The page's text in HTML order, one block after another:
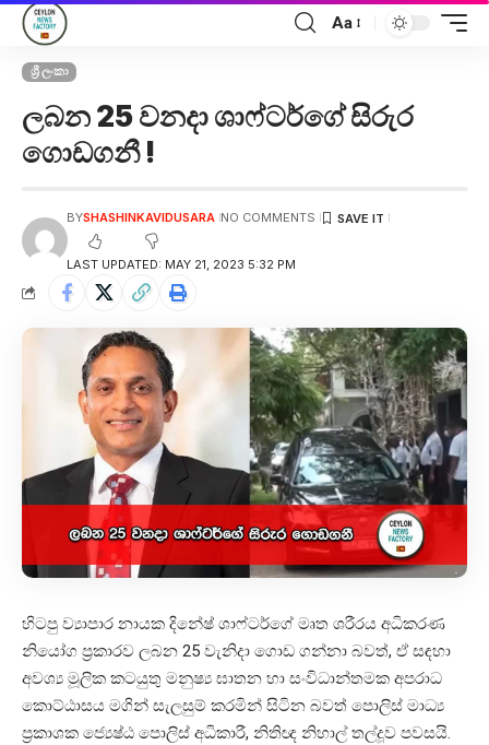
Aa
ශ්‍රී ලංකා
ලබන 25 වනදා ශාෆ්ටර්ගේ සිරුර
ගොඩගනී !
LAST UPDATED: MAY 21, 2023 5:32 PM
BYSHASHINKAVIDUSARA NO COMMENTS
හිටපු ව්‍යාපාර නායක දිනේෂ් ශාෆ්ටර්ගේ මෘත ශරීරය අධිකරණ
නියෝග ප්‍රකාරව ලබන 25 වැනිදා ගොඩ ගන්නා බවත්, ඒ සඳහා
අවශ්‍ය මූලික කටයුතු මනුෂ්‍ය ඝාතන හා සංවිධාන්තමක අපරාධ
කොට්ඨාසය මගින් සැලසුම් කරමින් සිටින බවත් පොලිස් මාධ්‍ය
ප්‍රකාශක ජ්‍යෙෂ්ඨ පොලිස් අධිකාරී, නිතිඥ නිහාල් තල්දූව පවසයි.